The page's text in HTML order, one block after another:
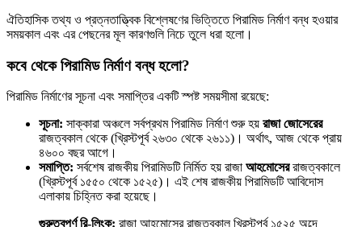
ঐতিহাসিক তথ্য ও প্রত্নতাত্ত্বিক বিশ্লেষণের ভিত্তিতে পিরামিড নির্মাণ বন্ধ হওয়ার
সময়কাল এবং এর পেছনের মূল কারণগুলি নিচে তুলে ধরা হলো।
কবে থেকে পিরামিড নির্মাণ বন্ধ হলো?
পিরামিড নির্মাণের সূচনা এবং সমাপ্তির একটি স্পষ্ট সময়সীমা রয়েছে:
সূচনা: সাক্কারা অঞ্চলে সর্বপ্রথম পিরামিড নির্মাণ শুরু হয় রাজা জোসেরের
রাজত্বকাল থেকে (খ্রিস্টপূর্ব ২৬৩০ থেকে ২৬১১)। অর্থাৎ, আজ থেকে প্রায়
৪৬০০ বছর আগে।
সমাপ্তি: সর্বশেষ রাজকীয় পিরামিডটি নির্মিত হয় রাজা আহমোসেররাজত্বকালে
(খ্রিস্টপূর্ব ১৫৫০ থেকে ১৫২৫)। এই শেষ রাজকীয় পিরামিডটি আবিদোস
এলাকায় চিহ্নিত করা হয়েছে।
গুরুত্বপূর্ণ রি-লিংক: রাজা আহমোসের রাজত্বকাল খ্রিস্টপূর্ব ১৫২৫ অব্দে